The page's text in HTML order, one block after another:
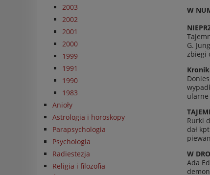
2003
2002
2001
2000
1999
1991
1990
1983
Anioły
Astrologia i horoskopy
Parapsychologia
Psychologia
Radiestezja
Religia i filozofia
W
G.
zbiegi
Rurki
dał
W
Ada